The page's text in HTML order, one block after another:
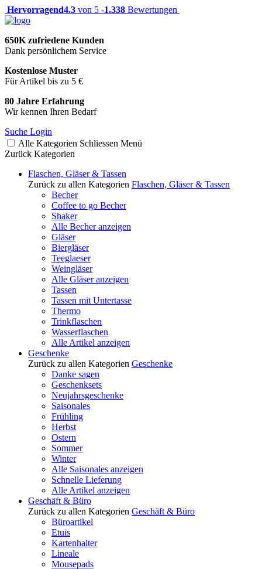
Hervorragend4.3 von 5 -1.338 Bewertungen
650K zufriedene Kunden
Dank persönlichem Service
Kostenlose Muster
Für Artikel bis zu 5 €
80 Jahre Erfahrung
Wir kennen Ihren Bedarf
Suche Login
Alle Kategorien Schliessen Menü
Zurück Kategorien
Flaschen, Gläser & Tassen
Zurück zu allen Kategorien Flaschen, Gläser & Tassen
Becher
Coffee to go Becher
Shaker
Alle Becher anzeigen
Gläser
Biergläser
Teeglaeser
Weingläser
Alle Gläser anzeigen
Tassen
Tassen mit Untertasse
Thermo
Trinkflaschen
Wasserflaschen
Alle Artikel anzeigen
Geschenke
Zurück zu allen Kategorien Geschenke
Danke sagen
Geschenksets
Neujahrsgeschenke
Saisonales
Frühling
Herbst
Ostern
Sommer
Winter
Alle Saisonales anzeigen
Schnelle Lieferung
Alle Artikel anzeigen
Geschäft & Büro
Zurück zu allen Kategorien Geschäft & Büro
Büroartikel
Etuis
Kartenhalter
Lineale
Mousepads